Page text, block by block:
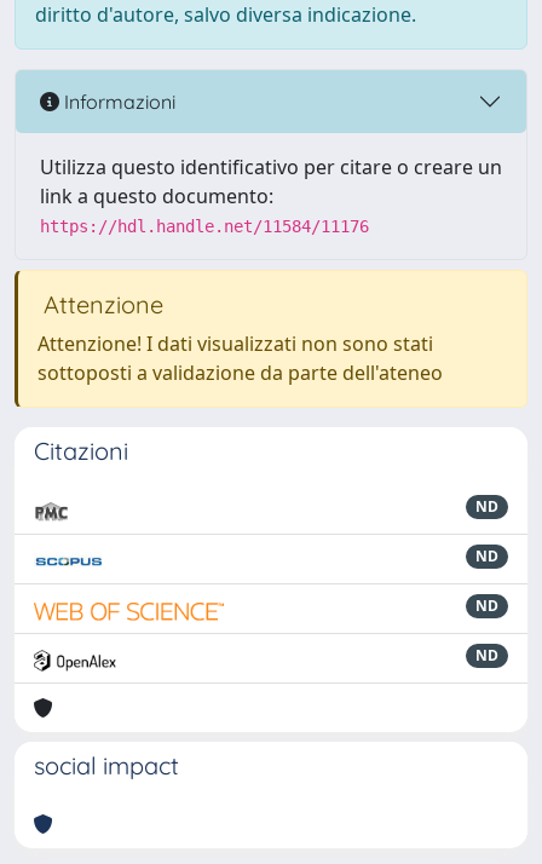
diritto d'autore, salvo diversa indicazione.
Informazioni
Utilizza questo identificativo per citare o creare un
link a questo documento:
https://hdl.handle.net/11584/11176
Attenzione
Attenzione! I dati visualizzati non sono stati
sottoposti a validazione da parte dell'ateneo
Citazioni
ND
ND
ND
ND
social impact